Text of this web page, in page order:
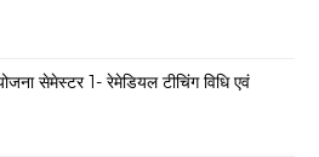
सेमेस्टर 1- रेमेडियल टीचिंग विधि एवं